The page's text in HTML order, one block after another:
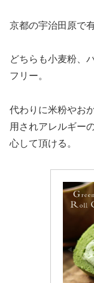
京都の宇治田原で
どちらも小麦粉、
フリー。
代わりに米粉やお
用されアレルギー
心して頂ける。